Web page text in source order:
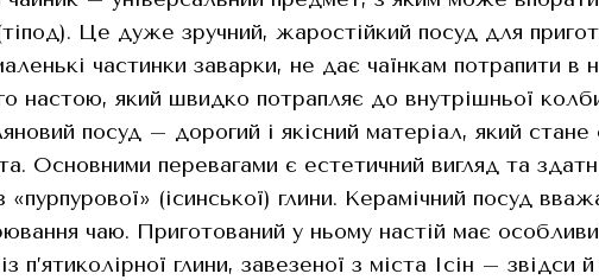
Це дуже зручний, жаростійкий посуд для
частинки заварки, не дає чаїнкам потрапити
настою, який швидко потрапляє до внутрішньої
посуд – дорогий і якісний матеріал, який
Основними перевагами є естетичний вигляд та
«пурпурової» (ісинської) глини. Керамічний посуд
чаю. Приготований у ньому настій має
п’ятиколірної глини, завезеної з міста Ісін –